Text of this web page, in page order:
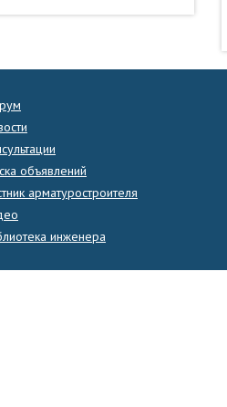
объявлений
арматуростроителя
инженера